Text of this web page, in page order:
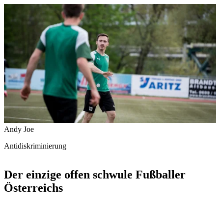
Andy Joe
Antidiskriminierung
Der einzige offen schwule Fußballer
Österreichs